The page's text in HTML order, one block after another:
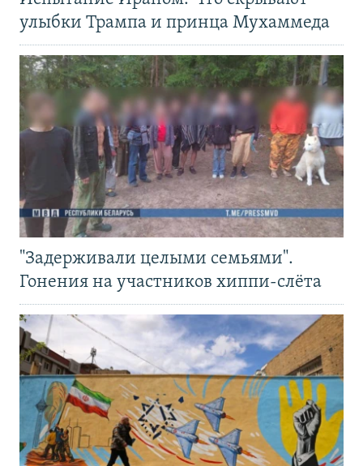
улыбки Трампа и принца Мухаммеда
"Задерживали целыми семьями".
Гонения на участников хиппи-слёта